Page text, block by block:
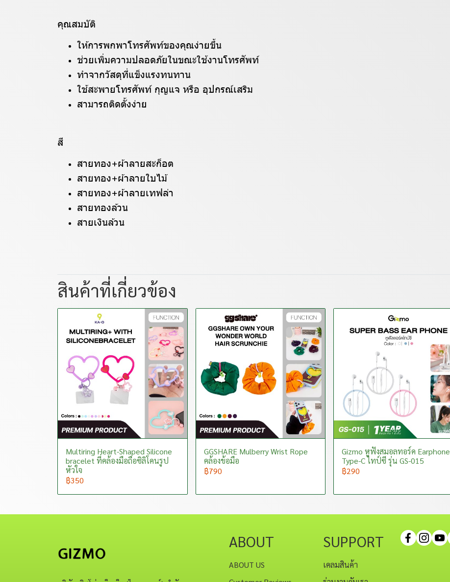
คุณสมบัติ
ให้การพกพาโทรศัพท์ของคุณง่ายขึ้น
ช่วยเพิ่มความปลอดภัยในขณะใช้งานโทรศัพท์
ทำจากวัสดุที่แข็งแรงทนทาน
ใช้สะพายโทรศัพท์ กุญแจ หรือ อุปกรณ์เสริม
สามารถติดตั้งง่าย
สี
สายทอง+ผ้าลายสะก็อต
สายทอง+ผ้าลายใบไม้
สายทอง+ผ้าลายเทฟล่า
สายทองล้วน
สายเงินล้วน
สินค้าที่เกี่ยวข้อง
Multiring Heart-Shaped Silicone
bracelet ที่คล้องมือถือซิลิโคนรูป
หัวใจ
฿350
GGSHARE Mulberry Wrist Rope
คล้องข้อมือ
฿790
Gizmo หูฟังสมอลทอร์ค Earphone
Type-C ไทป์ซี รุ่น GS-015
฿290
ABOUT
ABOUT US
SUPPORT
เคลมสินค้า